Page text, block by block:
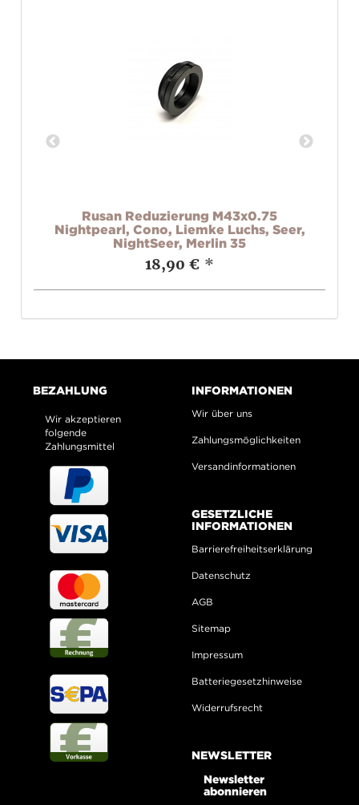
Rusan Reduzierung M43x0.75
Nightpearl, Cono, Liemke Luchs, Seer,
NightSeer, Merlin 35
18,90 € *
BEZAHLUNG
Wir akzeptieren
folgende
Zahlungsmittel
INFORMATIONEN
Wir über uns
Zahlungsmöglichkeiten
Versandinformationen
GESETZLICHE
INFORMATIONEN
Barrierefreiheitserklärung
Datenschutz
AGB
Sitemap
Impressum
Batteriegesetzhinweise
Widerrufsrecht
NEWSLETTER
Newsletter
abonnieren